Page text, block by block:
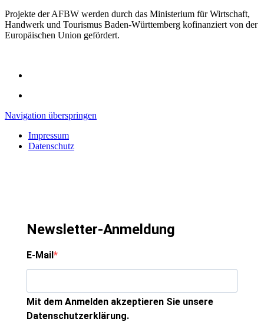
Projekte der AFBW werden durch das Ministerium für Wirtschaft,
Handwerk und Tourismus Baden-Württemberg kofinanziert von der
Europäischen Union gefördert.
Navigation überspringen
Impressum
Datenschutz
Newsletter-Anmeldung
E-Mail
Mit dem Anmelden akzeptieren Sie unsere
Datenschutzerklärung.